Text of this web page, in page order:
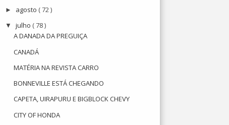
► agosto ( 72 )
▼julho ( 78 )
A DANADA DA PREGUIÇA
CANADÁ
MATÉRIA NA REVISTA CARRO
BONNEVILLE ESTÁ CHEGANDO
CAPETA, UIRAPURU E BIGBLOCK CHEVY
CITY OF HONDA